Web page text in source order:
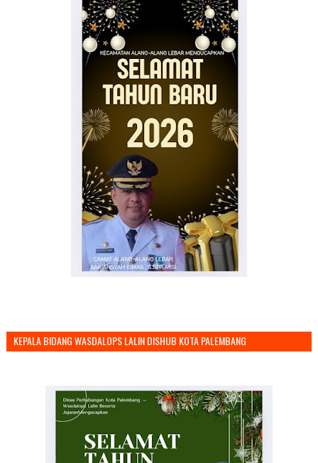
KEPALA BIDANG WASDALOPS LALIN DISHUB KOTA PALEMBANG